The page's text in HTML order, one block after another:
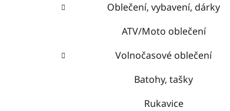
Oblečení, vybavení, dárky
ATV/Moto oblečení
Volnočasové oblečení
Batohy, tašky
Rukavice